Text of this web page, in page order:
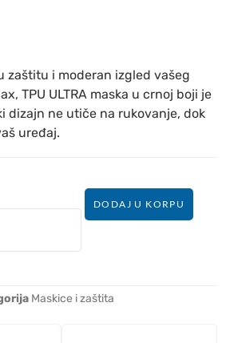
zaštitu i moderan izgled vašeg
TPU ULTRA maska u crnoj boji je
dizajn ne utiče na rukovanje, dok
uređaj.
DODAJ U KORPU
Maskice i zaštita